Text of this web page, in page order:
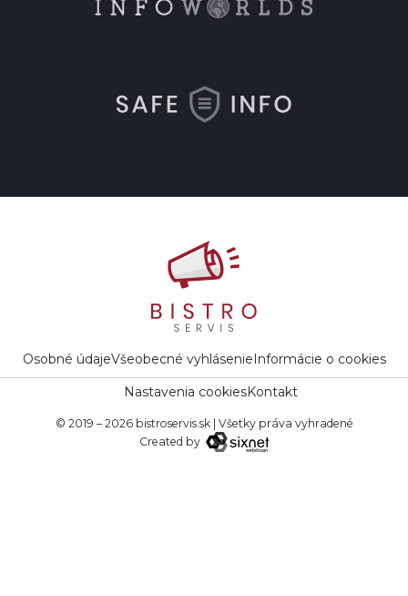
Osobné údajeVšeobecné vyhlásenieInformácie o cookies
Nastavenia cookiesKontakt
© 2019 – 2026 bistroservis.sk| Všetky práva vyhradené
Created by